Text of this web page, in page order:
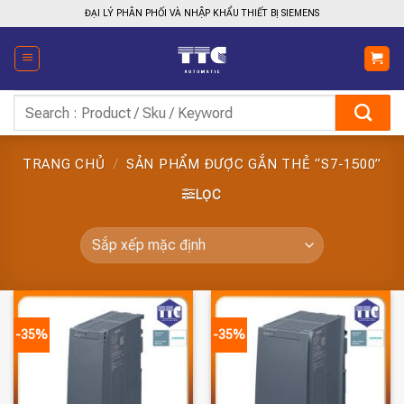
qua
nội
dung
ĐẠI LÝ PHÂN PHỐI VÀ NHẬP KHẨU THIẾT BỊ SIEMENS
kiếm:
TRANG CHỦ / SẢN PHẨM ĐƯỢC GẮN THẺ “S7-1500”
LỌC
-35% -35%